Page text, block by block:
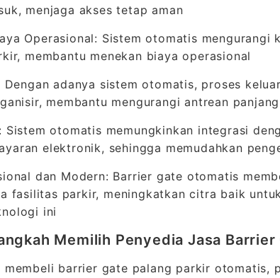
menjaga akses tetap aman
Operasional: Sistem otomatis mengurangi
membantu menekan biaya operasional
Dengan adanya sistem otomatis, proses
membantu mengurangi antrean
Sistem otomatis memungkinkan integrasi
elektronik, sehingga memudahkan
dan Modern: Barrier gate otomatis
fasilitas parkir, meningkatkan citra baik
ini
Memilih Penyedia Jasa
membeli barrier gate palang parkir otomatis,